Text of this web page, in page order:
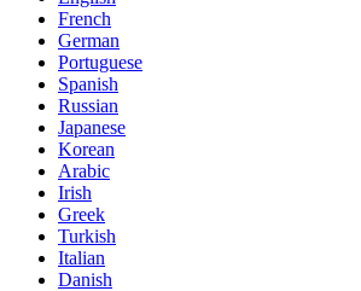
French
German
Portuguese
Spanish
Russian
Japanese
Korean
Arabic
Irish
Greek
Turkish
Italian
Danish